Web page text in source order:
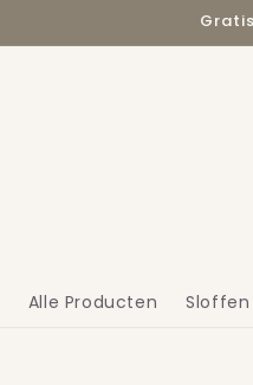
Alle Producten Sloffen